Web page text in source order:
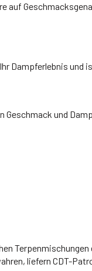
auf
Dampferlebnis
Geschmack und
liefern CDT-